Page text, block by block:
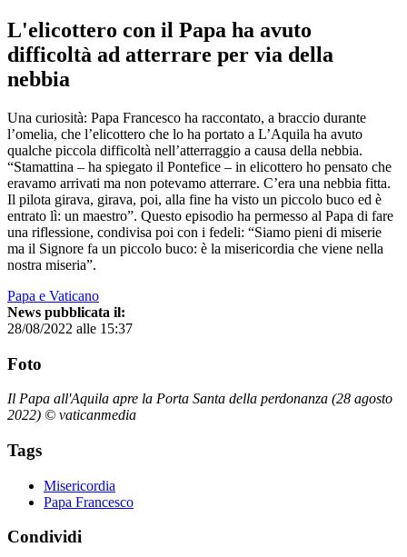
L'elicottero con il Papa ha avuto
difficoltà ad atterrare per via della
nebbia
Una curiosità: Papa Francesco ha raccontato, a braccio durante
l’omelia, che l’elicottero che lo ha portato a L’Aquila ha avuto
qualche piccola difficoltà nell’atterraggio a causa della nebbia.
“Stamattina – ha spiegato il Pontefice – in elicottero ho pensato che
eravamo arrivati ma non potevamo atterrare. C’era una nebbia fitta.
Il pilota girava, girava, poi, alla fine ha visto un piccolo buco ed è
entrato lì: un maestro”. Questo episodio ha permesso al Papa di fare
una riflessione, condivisa poi con i fedeli: “Siamo pieni di miserie
ma il Signore fa un piccolo buco: è la misericordia che viene nella
nostra miseria”.
Papa e Vaticano
News pubblicata il:
28/08/2022 alle 15:37
Foto
Il Papa all'Aquila apre la Porta Santa della perdonanza (28 agosto
2022) © vaticanmedia
Tags
Misericordia
Papa Francesco
Condividi